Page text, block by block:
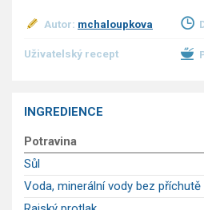
vnitřnosti
Omáčky
Saláty
Sladké pokrmy
Dezerty
Autor: mchaloupkova
Uživatelský recept
INGREDIENCE
Potravina
Sůl
Voda, minerální vody bez příchutě